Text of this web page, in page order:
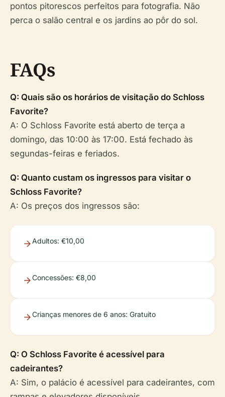
pontos pitorescos perfeitos para fotografia. Não
perca o salão central e os jardins ao pôr do sol.
FAQs
Q: Quais são os horários de visitação do Schloss
Favorite?
A: O Schloss Favorite está aberto de terça a
domingo, das 10:00 às 17:00. Está fechado às
segundas-feiras e feriados.
Q: Quanto custam os ingressos para visitar o
Schloss Favorite?
A: Os preços dos ingressos são:
Adultos: €10,00
Concessões: €8,00
Crianças menores de 6 anos: Gratuito
Q: O Schloss Favorite é acessível para
cadeirantes?
A: Sim, o palácio é acessível para cadeirantes, com